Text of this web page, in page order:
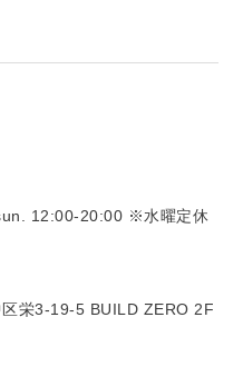
12:00-20:00 ※水曜定休
栄3-19-5 BUILD ZERO 2F